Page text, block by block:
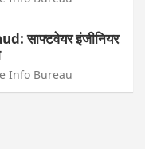
साफ्टवेयर इंजीनियर
Info Bureau